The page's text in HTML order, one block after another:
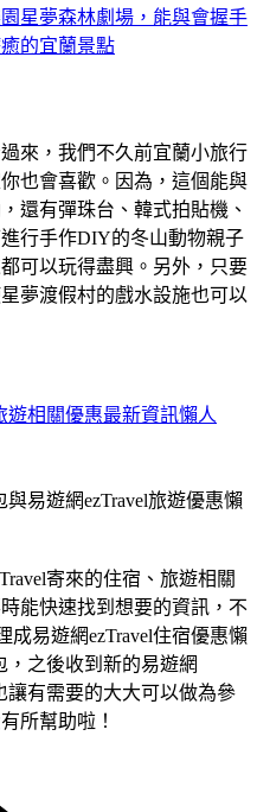
星夢森林劇場，能與會握手
的宜蘭景點
來，我們不久前宜蘭小旅行
也會喜歡。因為，這個能與
還有彈珠台、韓式拍貼機、
行手作DIY的冬山動物親子
可以玩得盡興。另外，只要
夢渡假村的戲水設施也可以
遊相關優惠最新資訊懶人
寄來的住宿、旅遊相關
能快速找到想要的資訊，不
成易遊網ezTravel住宿優惠懶
，之後收到新的易遊網
讓有需要的大大可以做為參
所幫助啦！